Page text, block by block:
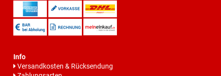
Info
Versandkosten & Rücksendung